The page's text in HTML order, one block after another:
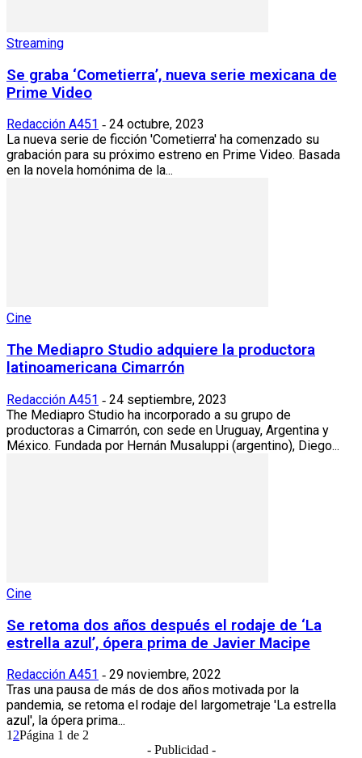
Streaming
Se graba ‘Cometierra’, nueva serie mexicana de
Prime Video
Redacción A451 - 24 octubre, 2023
La nueva serie de ficción 'Cometierra' ha comenzado su
grabación para su próximo estreno en Prime Video. Basada
en la novela homónima de la...
Cine
The Mediapro Studio adquiere la productora
latinoamericana Cimarrón
Redacción A451 - 24 septiembre, 2023
The Mediapro Studio ha incorporado a su grupo de
productoras a Cimarrón, con sede en Uruguay, Argentina y
México. Fundada por Hernán Musaluppi (argentino), Diego...
Cine
Se retoma dos años después el rodaje de ‘La
estrella azul’, ópera prima de Javier Macipe
Redacción A451 - 29 noviembre, 2022
Tras una pausa de más de dos años motivada por la
pandemia, se retoma el rodaje del largometraje 'La estrella
azul', la ópera prima...
1 2Página 1 de 2
- Publicidad -